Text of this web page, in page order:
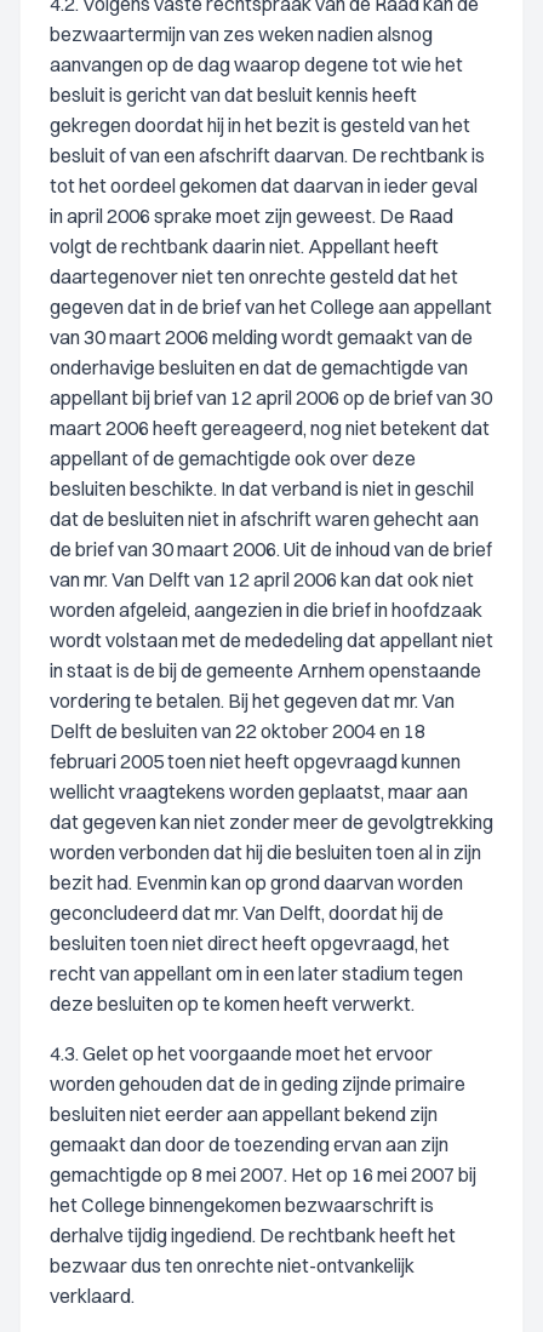
bezwaartermijn van zes weken nadien alsnog
aanvangen op de dag waarop degene tot wie het
besluit is gericht van dat besluit kennis heeft
gekregen doordat hij in het bezit is gesteld van het
besluit of van een afschrift daarvan. De rechtbank is
tot het oordeel gekomen dat daarvan in ieder geval
in april 2006 sprake moet zijn geweest. De Raad
volgt de rechtbank daarin niet. Appellant heeft
daartegenover niet ten onrechte gesteld dat het
gegeven dat in de brief van het College aan appellant
van 30 maart 2006 melding wordt gemaakt van de
onderhavige besluiten en dat de gemachtigde van
appellant bij brief van 12 april 2006 op de brief van 30
maart 2006 heeft gereageerd, nog niet betekent dat
appellant of de gemachtigde ook over deze
besluiten beschikte. In dat verband is niet in geschil
dat de besluiten niet in afschrift waren gehecht aan
de brief van 30 maart 2006. Uit de inhoud van de brief
van mr. Van Delft van 12 april 2006 kan dat ook niet
worden afgeleid, aangezien in die brief in hoofdzaak
wordt volstaan met de mededeling dat appellant niet
in staat is de bij de gemeente Arnhem openstaande
vordering te betalen. Bij het gegeven dat mr. Van
Delft de besluiten van 22 oktober 2004 en 18
februari 2005 toen niet heeft opgevraagd kunnen
wellicht vraagtekens worden geplaatst, maar aan
dat gegeven kan niet zonder meer de gevolgtrekking
worden verbonden dat hij die besluiten toen al in zijn
bezit had. Evenmin kan op grond daarvan worden
geconcludeerd dat mr. Van Delft, doordat hij de
besluiten toen niet direct heeft opgevraagd, het
recht van appellant om in een later stadium tegen
deze besluiten op te komen heeft verwerkt.
4.3. Gelet op het voorgaande moet het ervoor
worden gehouden dat de in geding zijnde primaire
besluiten niet eerder aan appellant bekend zijn
gemaakt dan door de toezending ervan aan zijn
gemachtigde op 8 mei 2007. Het op 16 mei 2007 bij
het College binnengekomen bezwaarschrift is
derhalve tijdig ingediend. De rechtbank heeft het
bezwaar dus ten onrechte niet-ontvankelijk
verklaard.